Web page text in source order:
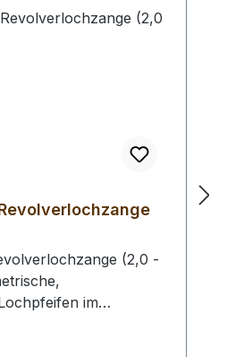
(2,0 -
im
Sichtfenster für